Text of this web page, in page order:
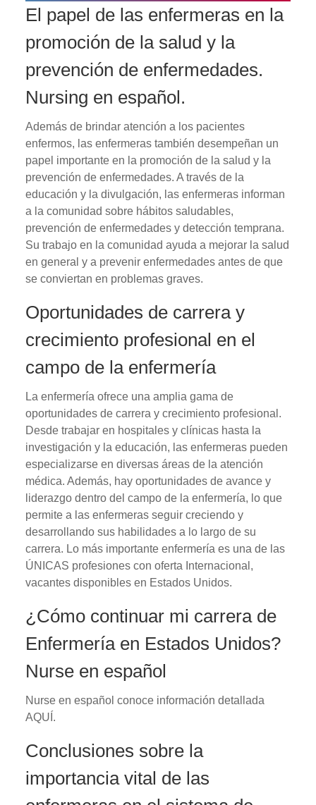
El papel de las enfermeras en la
promoción de la salud y la
prevención de enfermedades.
Nursing en español.
Además de brindar atención a los pacientes
enfermos, las enfermeras también desempeñan un
papel importante en la promoción de la salud y la
prevención de enfermedades. A través de la
educación y la divulgación, las enfermeras informan
a la comunidad sobre hábitos saludables,
prevención de enfermedades y detección temprana.
Su trabajo en la comunidad ayuda a mejorar la salud
en general y a prevenir enfermedades antes de que
se conviertan en problemas graves.
Oportunidades de carrera y
crecimiento profesional en el
campo de la enfermería
La enfermería ofrece una amplia gama de
oportunidades de carrera y crecimiento profesional.
Desde trabajar en hospitales y clínicas hasta la
investigación y la educación, las enfermeras pueden
especializarse en diversas áreas de la atención
médica. Además, hay oportunidades de avance y
liderazgo dentro del campo de la enfermería, lo que
permite a las enfermeras seguir creciendo y
desarrollando sus habilidades a lo largo de su
carrera. Lo más importante enfermería es una de las
ÚNICAS profesiones con oferta Internacional,
vacantes disponibles en Estados Unidos.
¿Cómo continuar mi carrera de
Enfermería en Estados Unidos?
Nurse en español
Nurse en español conoce información detallada
AQUÍ.
Conclusiones sobre la
importancia vital de las